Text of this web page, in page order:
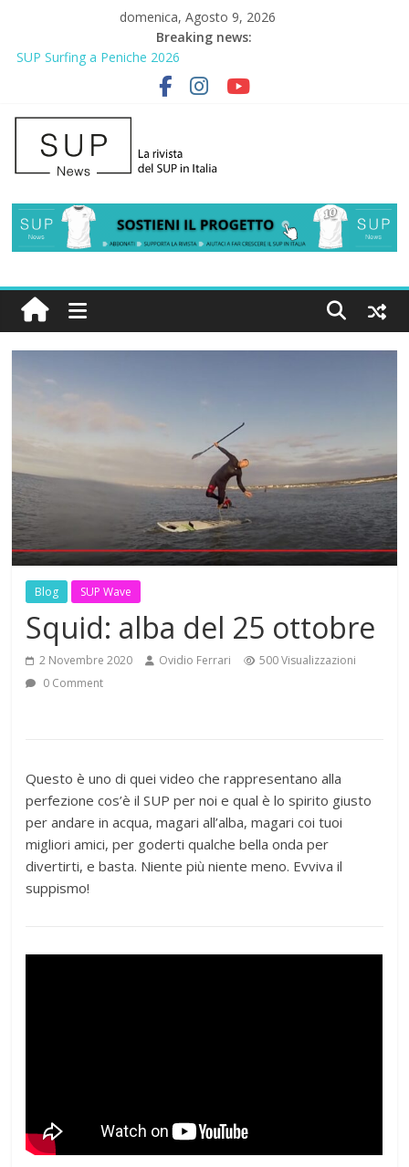
domenica, Agosto 9, 2026
Breaking news:
SUP Surfing a Peniche 2026
AirSUP a Gallico: prima storica gara per Reggio Calabria
Gallico Paddle Fest 2026: sul lungomare di Gallico torna la festa
del SUP
Porto Selvaggio, a lezione di soccorso con la giornata della
prevenzione
2° Urban Sup Trophy: la regata solidale per lo IOR
Blog SUP Wave
Squid: alba del 25 ottobre
2 Novembre 2020 Ovidio Ferrari
500 Visualizzazioni
0 Comment
Questo è uno di quei video che rappresentano alla
perfezione cos’è il SUP per noi e qual è lo spirito giusto
per andare in acqua, magari all’alba, magari coi tuoi
migliori amici, per goderti qualche bella onda per
divertirti, e basta. Niente più niente meno. Evviva il
suppismo!